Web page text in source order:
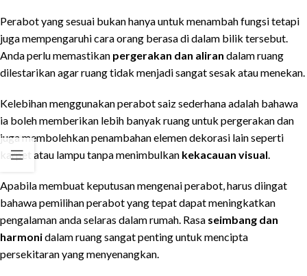
Perabot yang sesuai bukan hanya untuk menambah fungsi tetapi
juga mempengaruhi cara orang berasa di dalam bilik tersebut.
Anda perlu memastikan pergerakan dan aliran dalam ruang
dilestarikan agar ruang tidak menjadi sangat sesak atau menekan.
Kelebihan menggunakan perabot saiz sederhana adalah bahawa
ia boleh memberikan lebih banyak ruang untuk pergerakan dan
juga membolehkan penambahan elemen dekorasi lain seperti
karpet atau lampu tanpa menimbulkan kekacauan visual
Apabila membuat keputusan mengenai perabot, harus diingat
bahawa pemilihan perabot yang tepat dapat meningkatkan
pengalaman anda selaras dalam rumah. Rasa seimbang dan
harmonidalam ruang sangat penting untuk mencipta
persekitaran yang menyenangkan.